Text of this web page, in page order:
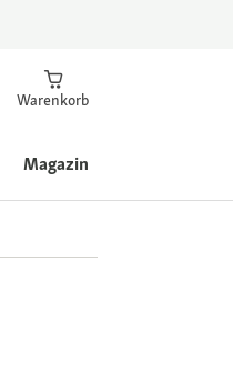
Warenkorb
Magazin